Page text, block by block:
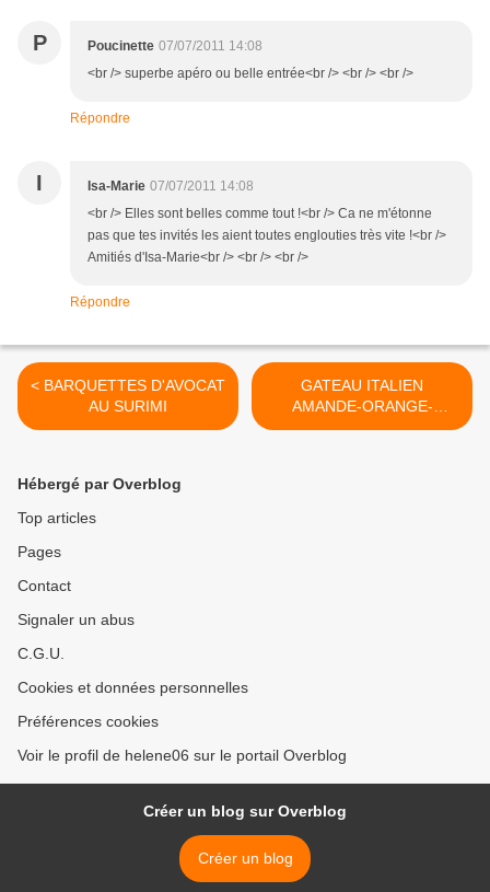
P Poucinette 07/07/2011 14:08
<br /> superbe apéro ou belle entrée<br /> <br /> <br />
Répondre
I Isa-Marie 07/07/2011 14:08
<br /> Elles sont belles comme tout !<br /> Ca ne m'étonne
pas que tes invités les aient toutes englouties très vite !<br />
Amitiés d'Isa-Marie<br /> <br /> <br />
Répondre
< BARQUETTES D'AVOCAT
AU SURIMI
GATEAU ITALIEN
AMANDE-ORANGE-
CITRON >
Hébergé par Overblog
Top articles
Pages
Contact
Signaler un abus
C.G.U.
Cookies et données personnelles
Préférences cookies
Voir le profil de helene06 sur le portail Overblog
Créer un blog sur Overblog
Créer un blog